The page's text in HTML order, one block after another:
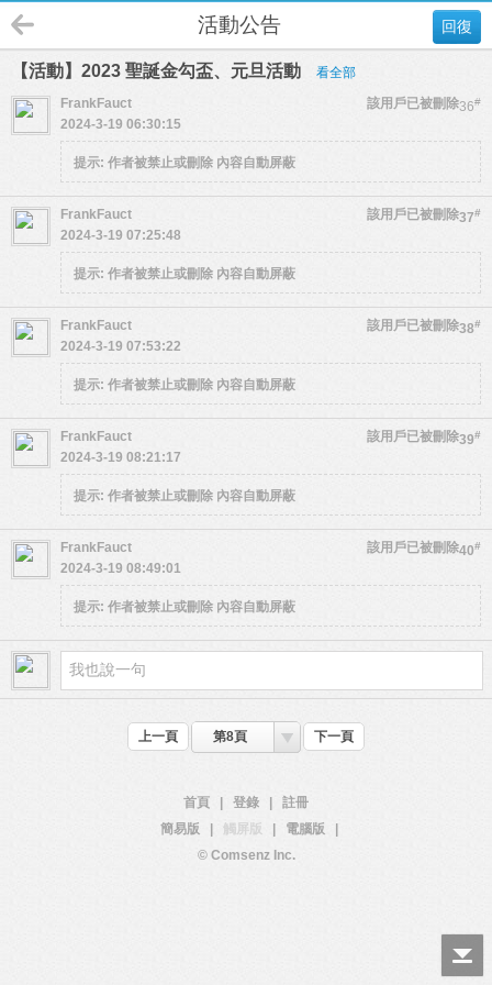
回復
活動公告
【活動】2023 聖誕金勾盃、元旦活動 看全部
36#
FrankFauct
該用戶已被刪除
2024-3-19 06:30:15
提示: 作者被禁止或刪除 內容自動屏蔽
37#
FrankFauct
該用戶已被刪除
2024-3-19 07:25:48
提示: 作者被禁止或刪除 內容自動屏蔽
38#
FrankFauct
該用戶已被刪除
2024-3-19 07:53:22
提示: 作者被禁止或刪除 內容自動屏蔽
39#
FrankFauct
該用戶已被刪除
2024-3-19 08:21:17
提示: 作者被禁止或刪除 內容自動屏蔽
40#
FrankFauct
該用戶已被刪除
2024-3-19 08:49:01
提示: 作者被禁止或刪除 內容自動屏蔽
上一頁 第8頁 下一頁
首頁 登錄
註冊
簡易版
觸屏版 電腦版
© Comsenz Inc.